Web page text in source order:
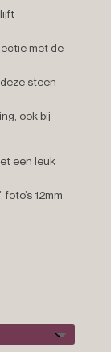
met de
steen
ook bij
een leuk
12mm.